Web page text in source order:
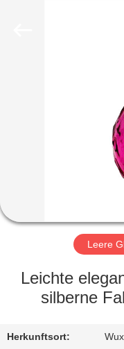
VR-
SHOW
ÜBER
UNS
Leere
Leichte
silberne
Herkunftsort: